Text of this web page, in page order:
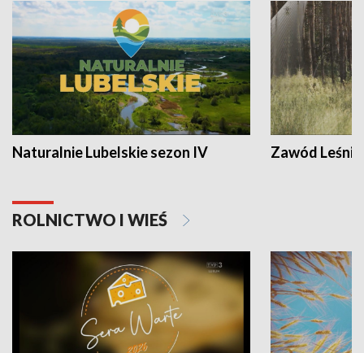
Naturalnie Lubelskie sezon IV Zawód Leśnik
ROLNICTWO I WIEŚ